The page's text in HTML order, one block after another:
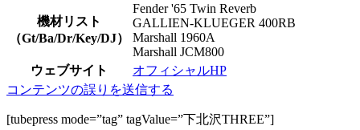
機材リスト
（Gt/Ba/Dr/Key/DJ）
Fender '65 Twin Reverb
GALLIEN-KLUEGER 400RB
Marshall 1960A
Marshall JCM800
ウェブサイト
オフィシャルHP
コンテンツの誤りを送信する
[tubepress mode=”tag” tagValue=”下北沢THREE”]